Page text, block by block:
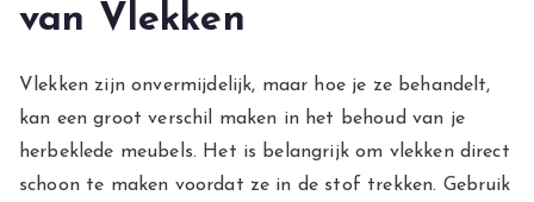
van Vlekken
Vlekken zijn onvermijdelijk, maar hoe je ze behandelt,
kan een groot verschil maken in het behoud van je
herbeklede meubels. Het is belangrijk om vlekken direct
schoon te maken voordat ze in de stof trekken. Gebruik